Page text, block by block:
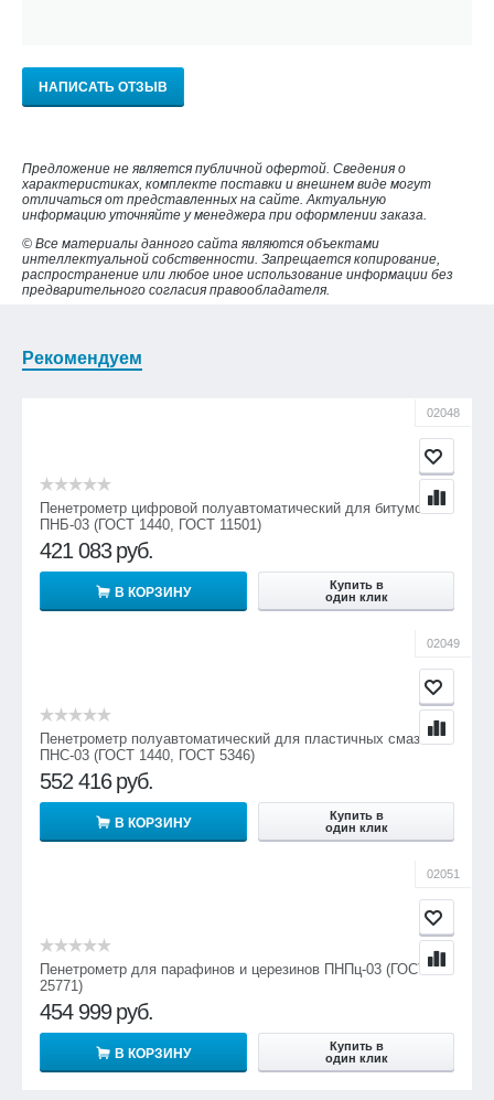
НАПИСАТЬ ОТЗЫВ
Предложение не является публичной офертой. Сведения о
характеристиках, комплекте поставки и внешнем виде могут
отличаться от представленных на сайте. Актуальную
информацию уточняйте у менеджера при оформлении заказа.
© Все материалы данного сайта являются объектами
интеллектуальной собственности. Запрещается копирование,
распространение или любое иное использование информации без
предварительного согласия правообладателя.
Рекомендуем
02048
Пенетрометр цифровой полуавтоматический для битумов
ПНБ-03 (ГОСТ 1440, ГОСТ 11501)
421 083 руб.
В КОРЗИНУ
Купить в
один клик
02049
Пенетрометр полуавтоматический для пластичных смазок
ПНС-03 (ГОСТ 1440, ГОСТ 5346)
552 416 руб.
В КОРЗИНУ
Купить в
один клик
02051
Пенетрометр для парафинов и церезинов ПНПц-03 (ГОСТ
25771)
454 999 руб.
В КОРЗИНУ
Купить в
один клик